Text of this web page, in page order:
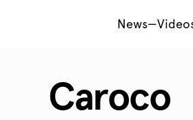
News—
Caroco